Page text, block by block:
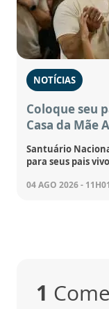
NOTÍCIAS
Coloque seu
Casa da Mãe
Santuário
para seus pais
04 AGO 2026 - 11H01
1